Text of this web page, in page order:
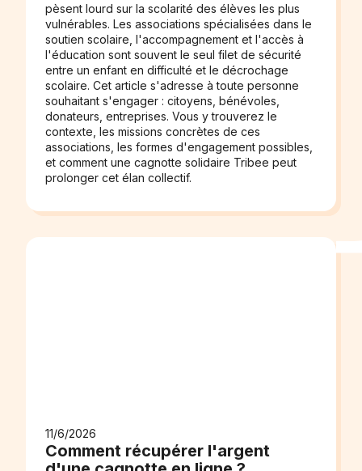
pèsent lourd sur la scolarité des élèves les plus
vulnérables. Les associations spécialisées dans le
soutien scolaire, l'accompagnement et l'accès à
l'éducation sont souvent le seul filet de sécurité
entre un enfant en difficulté et le décrochage
scolaire. Cet article s'adresse à toute personne
souhaitant s'engager : citoyens, bénévoles,
donateurs, entreprises. Vous y trouverez le
contexte, les missions concrètes de ces
associations, les formes d'engagement possibles,
et comment une cagnotte solidaire Tribee peut
prolonger cet élan collectif.
11/6/2026
Comment récupérer l'argent